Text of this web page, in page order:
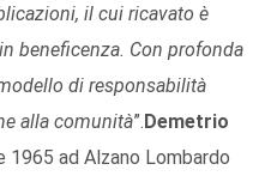
il cui ricavato è
beneficenza. Con profonda
di responsabilità
alla comunità”.Demetrio
1965 ad Alzano Lombardo